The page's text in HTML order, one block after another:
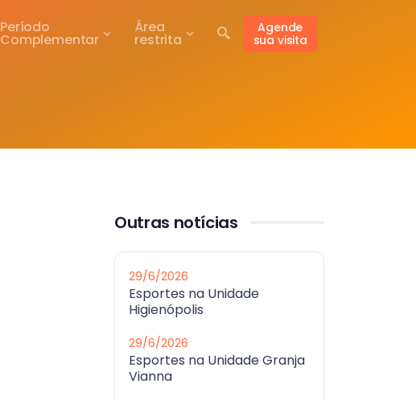
Agende
sua visita
Período
Complementar
Área
restrita
Outras notícias
29/6/2026
Esportes na Unidade
Higienópolis
29/6/2026
Esportes na Unidade Granja
Vianna